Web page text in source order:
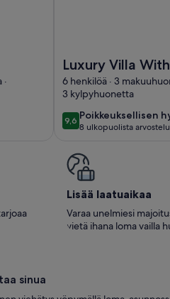
Luxury Villa With
Swiming Pool
6 henkilöä · 3
3 kylpyhuonetta
9,69,6 kautta 10
Poikkeuksellisen
poikkeuksellisen
hyvä
8 ulkopuolista
Lisää laatuaikaa
Varaa unelmiesi
vietä ihana loma vailla
sinua